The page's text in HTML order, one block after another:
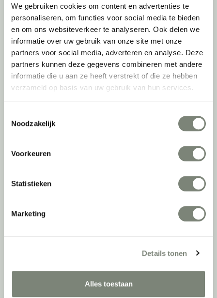
We gebruiken cookies om content en advertenties te
personaliseren, om functies voor social media te bieden
en om ons websiteverkeer te analyseren. Ook delen we
informatie over uw gebruik van onze site met onze
partners voor social media, adverteren en analyse. Deze
partners kunnen deze gegevens combineren met andere
informatie die u aan ze heeft verstrekt of die ze hebben
verzameld op basis van uw gebruik van hun services.
Noodzakelijk
Voorkeuren
Statistieken
Marketing
Details tonen
Alles toestaan
Inventarisatie werkomgeving
Werkprocesanalyse
Furniture as a Service
Kantoormeubilair leasen
Sale & Leaseback
Refurbished kantoormeubilair
Retourname van inventaris
Projectstoffering
Circulair inrichten
Ergonomisch advies
DPI Services